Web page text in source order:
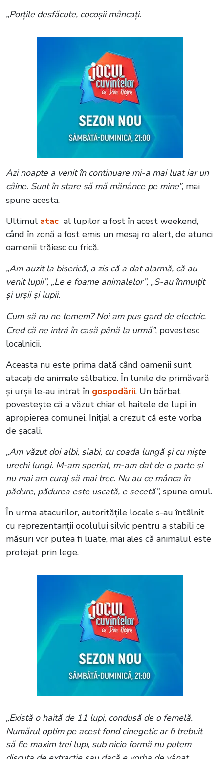
„Porțile desfăcute, cocoșii mâncați.
Azi noapte a venit în continuare mi-a mai luat iar un
câine. Sunt în stare să mă mănânce pe mine”, mai
spune acesta.
Ultimul atac al lupilor a fost în acest weekend,
când în zonă a fost emis un mesaj ro alert, de atunci
oamenii trăiesc cu frică.
„Am auzit la biserică, a zis că a dat alarmă, că au
venit lupii”, „Le e foame animalelor”, „S-au înmulțit
și urșii și lupii.
Cum să nu ne temem? Noi am pus gard de electric.
Cred că ne intră în casă până la urmă”, povestesc
localnicii.
Aceasta nu este prima dată când oamenii sunt
atacați de animale sălbatice. În lunile de primăvară
și urșii le-au intrat în gospodării. Un bărbat
povestește că a văzut chiar el haitele de lupi în
apropierea comunei. Inițial a crezut că este vorba
de șacali.
„Am văzut doi albi, slabi, cu coada lungă și cu niște
urechi lungi. M-am speriat, m-am dat de o parte și
nu mai am curaj să mai trec. Nu au ce mânca în
pădure, pădurea este uscată, e secetă”, spune omul.
În urma atacurilor, autoritățile locale s-au întâlnit
cu reprezentanții ocolului silvic pentru a stabili ce
măsuri vor putea fi luate, mai ales că animalul este
protejat prin lege.
„Există o haită de 11 lupi, condusă de o femelă.
Numărul optim pe acest fond cinegetic ar fi trebuit
să fie maxim trei lupi, sub nicio formă nu putem